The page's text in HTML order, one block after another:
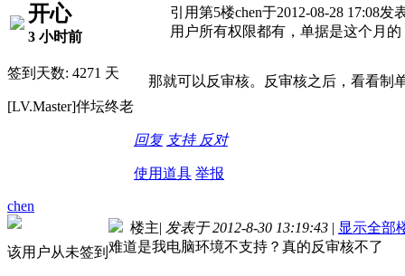
开心
3 小时前
签到天数: 4271 天
[LV.Master]伴坛终老
引用第5楼chen于2012-08-28 17:08发
用户所有权限都有，单据是这个月的
那就可以反审核。反审核之后，看看制
回复 支持 反对
使用道具 举报
chen
该用户从未签到
楼主| 发表于 2012-8-30 13:19:43 | 显示全部
难道是我电脑环境不支持？真的反审核不了